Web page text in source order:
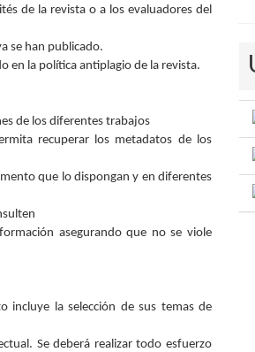
de la revista o a los evaluadores del
se han publicado.
en la política antiplagio de la revista.
de los diferentes trabajos
recuperar los metadatos de los
que lo dispongan y en diferentes
asegurando que no se viole
incluye la selección de sus temas de
Se deberá realizar todo esfuerzo